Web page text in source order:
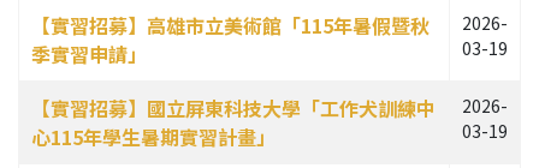
【實習招募】高雄市立美術館「115年暑假暨秋
季實習申請」
2026-
03-19
【實習招募】國立屏東科技大學「工作犬訓練中
心115年學生暑期實習計畫」
2026-
03-19